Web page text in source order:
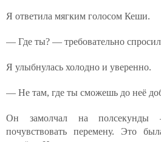
Я ответила мягким голосом Кеши.
— Где ты? — требовательно
Я улыбнулась холодно и уверенно.
— Не там, где ты сможешь до неё
Он замолчал на полсекунды
почувствовать перемену. Это